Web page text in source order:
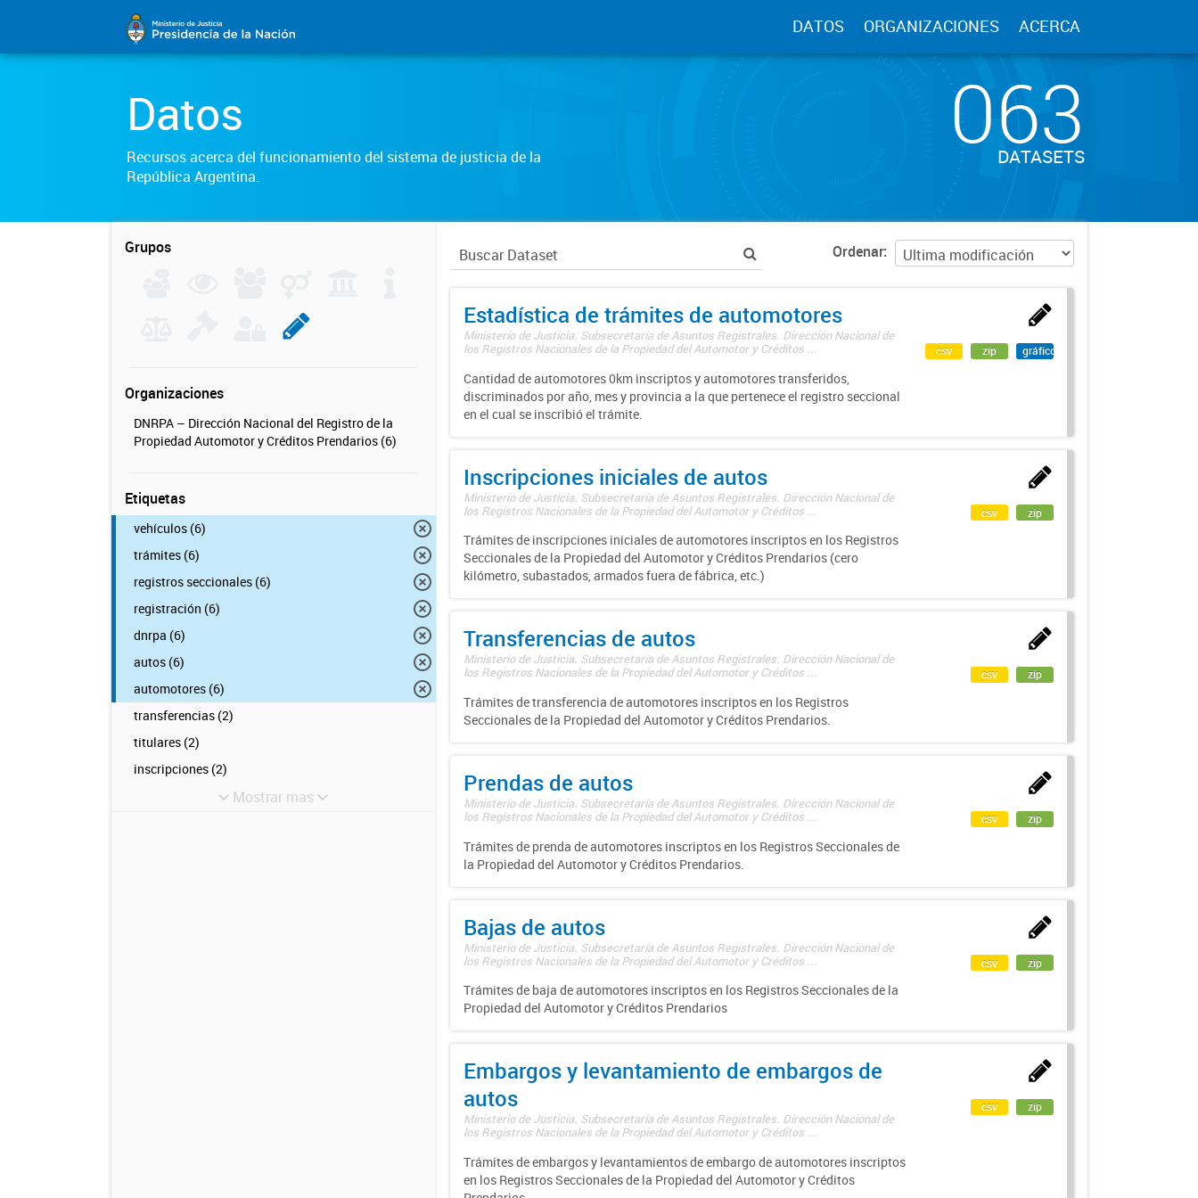
DATOS ORGANIZACIONES ACERCA
Datos
Recursos acerca del funcionamiento del sistema de justicia de la
República Argentina.
063
DATASETS
Grupos
Organizaciones
DNRPA – Dirección Nacional del Registro de la
Propiedad Automotor y Créditos Prendarios (6)
Etiquetas
vehículos (6)
trámites (6)
registros seccionales (6)
registración (6)
dnrpa (6)
autos (6)
automotores (6)
transferencias (2)
titulares (2)
inscripciones (2)
Mostrar mas
Ordenar
Estadística de trámites de automotores
Ministerio de Justicia. Subsecretaría de Asuntos Registrales. Dirección Nacional de
los Registros Nacionales de la Propiedad del Automotor y Créditos ...
Cantidad de automotores 0km inscriptos y automotores transferidos,
discriminados por año, mes y provincia a la que pertenece el registro seccional
en el cual se inscribió el trámite.
csv zip gráfico
Inscripciones iniciales de autos
Ministerio de Justicia. Subsecretaría de Asuntos Registrales. Dirección Nacional de
los Registros Nacionales de la Propiedad del Automotor y Créditos ...
Trámites de inscripciones iniciales de automotores inscriptos en los Registros
Seccionales de la Propiedad del Automotor y Créditos Prendarios (cero
kilómetro, subastados, armados fuera de fábrica, etc.)
csv zip
Transferencias de autos
Ministerio de Justicia. Subsecretaría de Asuntos Registrales. Dirección Nacional de
los Registros Nacionales de la Propiedad del Automotor y Créditos ...
Trámites de transferencia de automotores inscriptos en los Registros
Seccionales de la Propiedad del Automotor y Créditos Prendarios.
csv zip
Prendas de autos
Ministerio de Justicia. Subsecretaría de Asuntos Registrales. Dirección Nacional de
los Registros Nacionales de la Propiedad del Automotor y Créditos ...
Trámites de prenda de automotores inscriptos en los Registros Seccionales de
la Propiedad del Automotor y Créditos Prendarios.
csv zip
Bajas de autos
Ministerio de Justicia. Subsecretaría de Asuntos Registrales. Dirección Nacional de
los Registros Nacionales de la Propiedad del Automotor y Créditos ...
Trámites de baja de automotores inscriptos en los Registros Seccionales de la
Propiedad del Automotor y Créditos Prendarios
csv zip
Embargos y levantamiento de embargos de
autos
Ministerio de Justicia. Subsecretaría de Asuntos Registrales. Dirección Nacional de
los Registros Nacionales de la Propiedad del Automotor y Créditos ...
Trámites de embargos y levantamientos de embargo de automotores inscriptos
en los Registros Seccionales de la Propiedad del Automotor y Créditos
csv zip